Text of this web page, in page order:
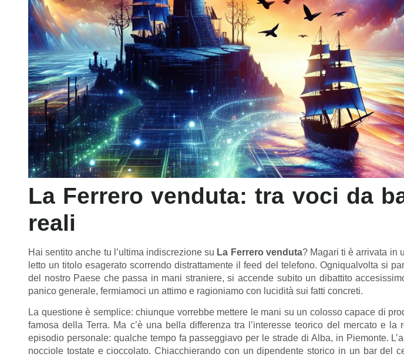
La Ferrero venduta: tra voci da
reali
Hai sentito anche tu l’ultima indiscrezione su La Ferrero venduta? Magari ti è arrivata in
letto un titolo esagerato scorrendo distrattamente il feed del telefono. Ogniqualvolta si
del nostro Paese che passa in mani straniere, si accende subito un dibattito
panico generale, fermiamoci un attimo e ragioniamo con lucidità sui fatti concreti.
La questione è semplice: chiunque vorrebbe mettere le mani su un colosso capace di
famosa della Terra. Ma c’è una bella differenza tra l’interesse teorico del mercato e la
episodio personale: qualche tempo fa passeggiavo per le strade di Alba, in Piemonte.
nocciole tostate e cioccolato. Chiacchierando con un dipendente storico in un bar del